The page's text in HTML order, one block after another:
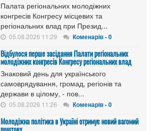
Палата регіональних молодіжних
конгресів Конгресу місцевих та
регіональних влад при Презид...
05.08.2026 11:29 Коменарів - 0
Відбулося перше засідання Палати регіональних
молодіжних конгресів Конгресу регіональних влад
Знаковий день для українського
самоврядування, громад, регіонів та
держави в цілому, - пов...
05.08.2026 11:26 Коменарів - 0
Молодіжна політика в Україні отримує новий вагомий